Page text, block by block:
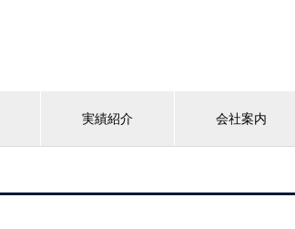
実績紹介 会社案内